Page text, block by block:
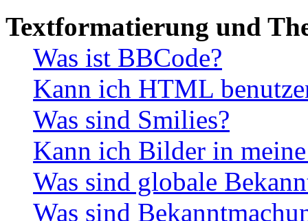
Textformatierung und
Was ist BBCode?
Kann ich HTML
Was sind Smilies?
Kann ich Bilder in
Was sind globale
Was sind